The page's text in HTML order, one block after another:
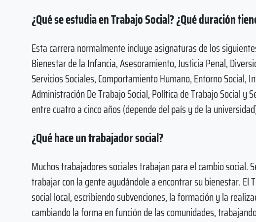
¿Qué se estudia en Trabajo Social? ¿Qué duración
Esta carrera normalmente incluye asignaturas de los
Bienestar de la Infancia, Asesoramiento, Justicia Penal,
Servicios Sociales, Comportamiento Humano, Entorno Social,
Administración De Trabajo Social, Política de Trabajo Social y
entre cuatro a cinco años (depende del país y de la
¿Qué hace un trabajador social?
Muchos trabajadores sociales trabajan para el cambio social.
trabajar con la gente ayudándole a encontrar su bienestar. El
social local, escribiendo subvenciones, la formación y la
cambiando la forma en función de las comunidades,